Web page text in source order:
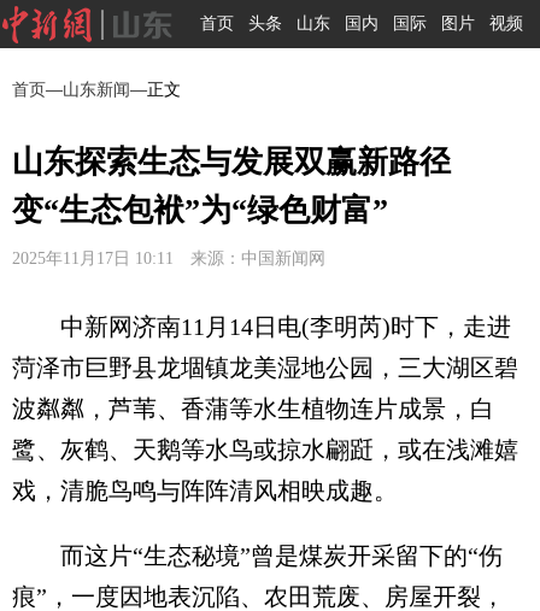
首页 头条 山东 国内 国际 图片 视频
首页—山东新闻—正文
山东探索生态与发展双赢新路径
变“生态包袱”为“绿色财富”
2025年11月17日 10:11 来源：中国新闻网
中新网济南11月14日电(李明芮)时下，走进
菏泽市巨野县龙堌镇龙美湿地公园，三大湖区碧
波粼粼，芦苇、香蒲等水生植物连片成景，白
鹭、灰鹤、天鹅等水鸟或掠水翩跹，或在浅滩嬉
戏，清脆鸟鸣与阵阵清风相映成趣。
而这片“生态秘境”曾是煤炭开采留下的“伤
痕”，一度因地表沉陷、农田荒废、房屋开裂，